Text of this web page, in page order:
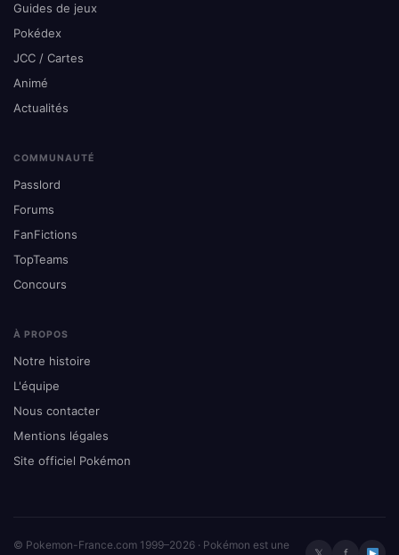
Guides de jeux
Pokédex
JCC / Cartes
Animé
Actualités
COMMUNAUTÉ
Passlord
Forums
FanFictions
TopTeams
Concours
À PROPOS
Notre histoire
L'équipe
Nous contacter
Mentions légales
Site officiel Pokémon
© Pokemon-France.com 1999–2026 · Pokémon est une